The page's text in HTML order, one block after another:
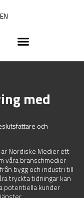
EN
med
och
Nordiske Medier ett
våra branschmedier
bygg och industri till
tryckta tidningar kan
potentiella kunder